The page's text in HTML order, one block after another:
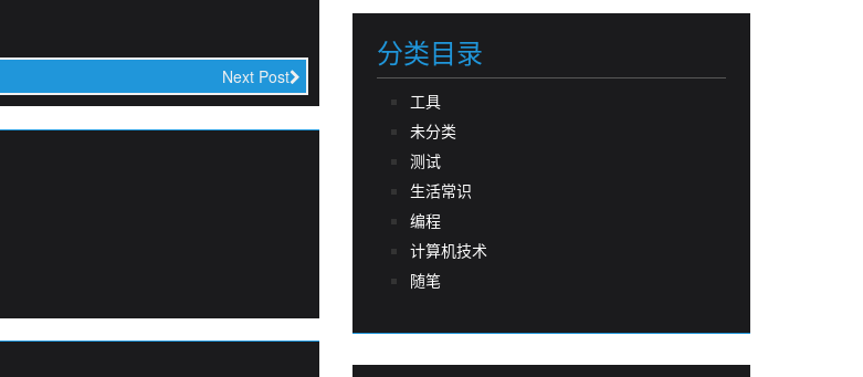
Next Post
分类目录
工具
未分类
测试
生活常识
编程
计算机技术
随笔